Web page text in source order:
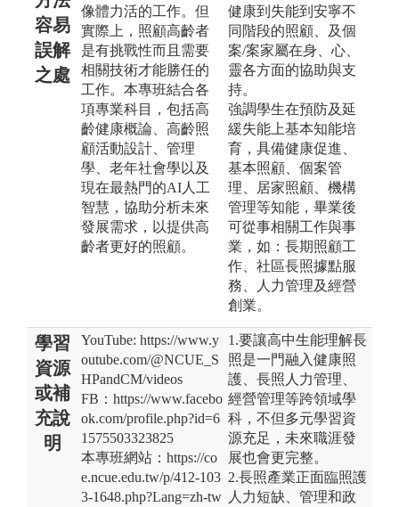
容易
誤解
之處
像體力活的工作。但
實際上，照顧高齡者
是有挑戰性而且需要
相關技術才能勝任的
工作。本專班結合各
項專業科目，包括高
齡健康概論、高齡照
顧活動設計、管理
學、老年社會學以及
現在最熱門的AI人工
智慧，協助分析未來
發展需求，以提供高
齡者更好的照顧。
健康到失能到安寧不
同階段的照顧、及個
案/案家屬在身、心、
靈各方面的協助與支
持。
強調學生在預防及延
緩失能上基本知能培
育，具備健康促進、
基本照顧、個案管
理、居家照顧、機構
管理等知能，畢業後
可從事相關工作與事
業，如：長期照顧工
作、社區長照據點服
務、人力管理及經營
創業。
學習
資源
或補
充說
明
YouTube: https://www.y
outube.com/@NCUE_S
HPandCM/videos
FB：https://www.facebo
ok.com/profile.php?id=6
1575503323825
本專班網站：https://co
e.ncue.edu.tw/p/412-103
3-1648.php?Lang=zh-tw
1.要讓高中生能理解長
照是一門融入健康照
護、長照人力管理、
經營管理等跨領域學
科，不但多元學習資
源充足，未來職涯發
展也會更完整。
2.長照產業正面臨照護
人力短缺、管理和政